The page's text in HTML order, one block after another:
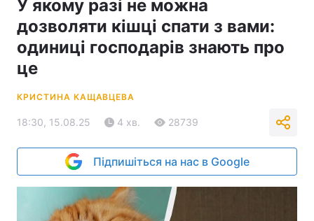
У якому разі не можна
дозволяти кішці спати з вами:
одиниці господарів знають про
це
КРИСТИНА КАЩАВЦЕВА
18:30, 15.08.25 4 хв. 28739
Підпишіться на нас в Google